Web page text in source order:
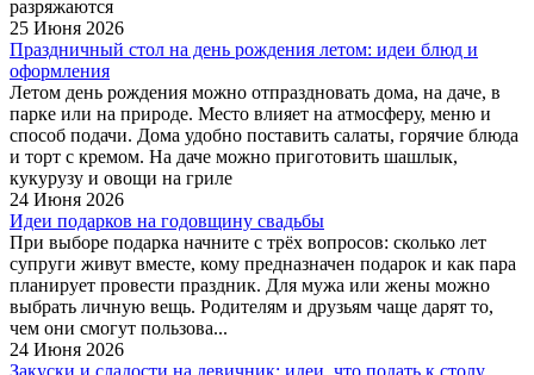
разряжаются
25 Июня 2026
Праздничный стол на день рождения летом: идеи блюд и
оформления
Летом день рождения можно отпраздновать дома, на даче, в
парке или на природе. Место влияет на атмосферу, меню и
способ подачи. Дома удобно поставить салаты, горячие блюда
и торт с кремом. На даче можно приготовить шашлык,
кукурузу и овощи на гриле
24 Июня 2026
Идеи подарков на годовщину свадьбы
При выборе подарка начните с трёх вопросов: сколько лет
супруги живут вместе, кому предназначен подарок и как пара
планирует провести праздник. Для мужа или жены можно
выбрать личную вещь. Родителям и друзьям чаще дарят то,
чем они смогут пользова...
24 Июня 2026
Закуски и сладости на девичник: идеи, что подать к столу